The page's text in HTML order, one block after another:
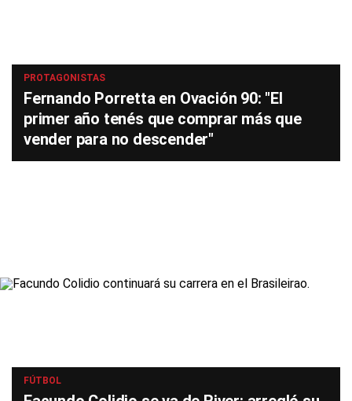
PROTAGONISTAS
Fernando Porretta en Ovación 90: "El
primer año tenés que comprar más que
vender para no descender"
FÚTBOL